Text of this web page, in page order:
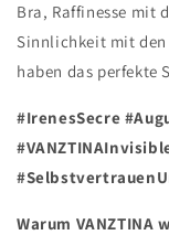
Bra, Raffinesse mit
Sinnlichkeit mit den
haben das perfekte
#IrenesSecre
Warum VANZTINA